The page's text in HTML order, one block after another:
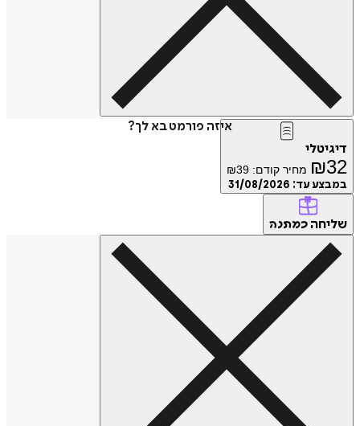
איזה פורמט בא לך?
דיגיטלי
₪32 מחיר קודם: ₪39
במבצע עד: 31/08/2026
שליחה כמתנה